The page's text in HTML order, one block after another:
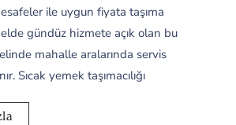
ile uygun fiyata taşıma
gündüz hizmete açık olan bu
mahalle aralarında servis
Sıcak yemek taşımacılığı